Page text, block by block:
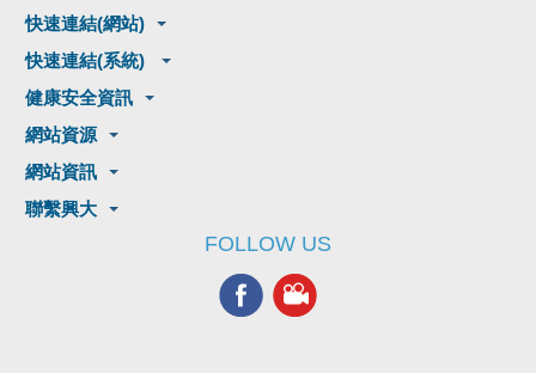
快速連結(網站)
快速連結(系統)
健康安全資訊
網站資源
網站資訊
聯繫興大
FOLLOW US